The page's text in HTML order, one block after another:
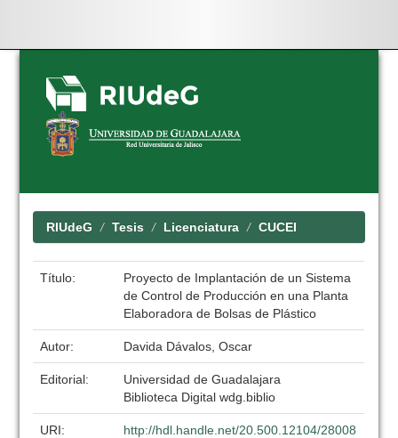
Skip
navigation
RIUdeG Tesis Licenciatura CUCEI
Título:
Proyecto de Implantación de un Sistema
de Control de Producción en una Planta
Elaboradora de Bolsas de Plástico
Autor: Davida Dávalos, Oscar
Editorial:
Universidad de Guadalajara
Biblioteca Digital wdg.biblio
URI:
http://hdl.handle.net/20.500.12104/28008